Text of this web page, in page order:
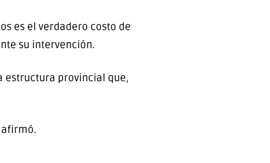
es el verdadero costo de
su intervención.
estructura provincial que,
afirmó.